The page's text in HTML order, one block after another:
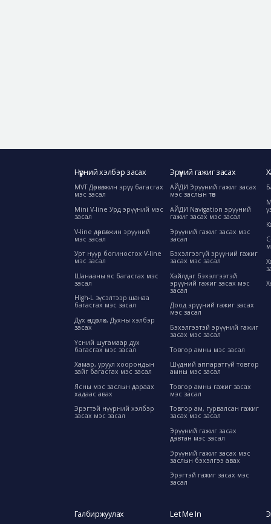
Нүүрний хэлбэр засах
MVT Дөрвөлжин эрүү багасгах
мэс засал
Mini V-line Урд эрүүний мэс
засал
V-line дөрвөлжин эрүүний
мэс засал
Урт нүүр богиносгох V-line
мэс засал
Шанааны яс багасгах мэс
засал
High-L зүсэлтээр шанаа
багасгах мэс засал
Дух өндөрлөх, Духны хэлбэр
засах
Үсний шугамаар дух
багасгах мэс засал
Хамар, уруул хоорондын
зайг багасгах мэс засал
Ясны мэс заслын дараах
хадаас авах
Эрэгтэй нүүрний хэлбэр
засах мэс засал
Эрүүний гажиг засах
АЙДИ Эрүүний гажиг засах
мэс заслын төв
АЙДИ Navigation эрүүний
гажиг засах мэс засал
Эрүүний гажиг засах мэс
засал
Бэхэлгээгүй эрүүний гажиг
засах мэс засал
Хайлдаг бэхэлгээтэй
эрүүний гажиг засах мэс
засал
Доод эрүүний гажиг засах
мэс засал
Бэхэлгээтэй эрүүний гажиг
засах мэс засал
Товгор амны мэс засал
Шүдний аппаратгүй товгор
амны мэс засал
Товгор амны гажиг засах
мэс засал
Товгор ам, гурвалсан гажиг
засах мэс засал
Эрүүний гажиг засах
давтан мэс засал
Эрүүний гажиг засах мэс
заслын бэхэлгээ авах
Эрэгтэй гажиг засах мэс
засал
Галбиржуулах Let Me In